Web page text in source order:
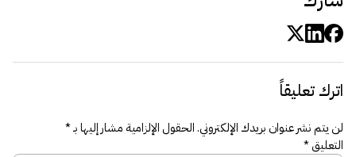
اترك تعليقاً
لن يتم نشر عنوان بريدك الإلكتروني.الحقول الإلزامية مشار إليها بـ*
التعليق*